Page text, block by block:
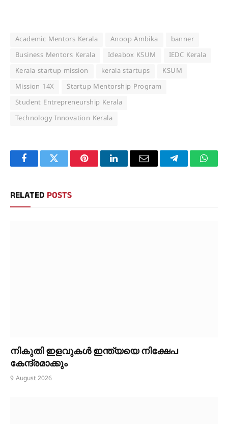
Academic Mentors Kerala Anoop Ambika
banner
Business Mentors Kerala
Ideabox KSUM
IEDC Kerala
Kerala startup mission
kerala startups
KSUM
Mission 14X
Startup Mentorship Program
Student Entrepreneurship Kerala
Technology Innovation Kerala
FacebookTwitter PinterestLinkedInEmail Telegram
RELATED POSTS
നികുതി ഇളവുകൾ ഇന്ത്യയെ നിക്ഷേപ
കേന്ദ്രമാക്കും
9 August 2026